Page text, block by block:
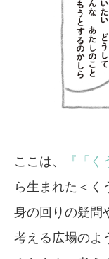
ここは、 『「
ら生まれた＜く
身の回りの疑問
考える広場のよ